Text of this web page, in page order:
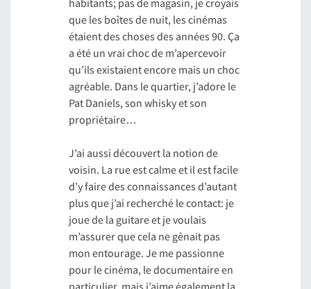
habitants; pas de magasin, je croyais
que les boîtes de nuit, les cinémas
étaient des choses des années 90. Ça
a été un vrai choc de m’apercevoir
qu’ils existaient encore mais un choc
agréable. Dans le quartier, j’adore le
Pat Daniels, son whisky et son
propriétaire…
J’ai aussi découvert la notion de
voisin. La rue est calme et il est facile
d’y faire des connaissances d’autant
plus que j’ai recherché le contact: je
joue de la guitare et je voulais
m’assurer que cela ne gênait pas
mon entourage. Je me passionne
pour le cinéma, le documentaire en
particulier, mais j’aime également la